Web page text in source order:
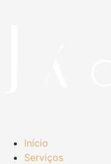
Início
Serviços